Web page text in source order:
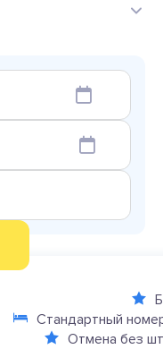
Стандартный
Отмена без